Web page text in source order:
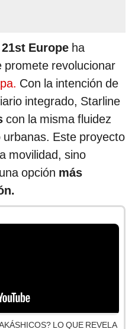
Europe ha
promete revolucionar
Con la intención de
integrado, Starline
con la misma fluidez
Este proyecto
movilidad, sino
opción más
LO QUE REVELA